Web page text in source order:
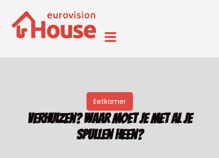
Eetkamer
Verhuizen? Waar moet je met al je
spullen heen?